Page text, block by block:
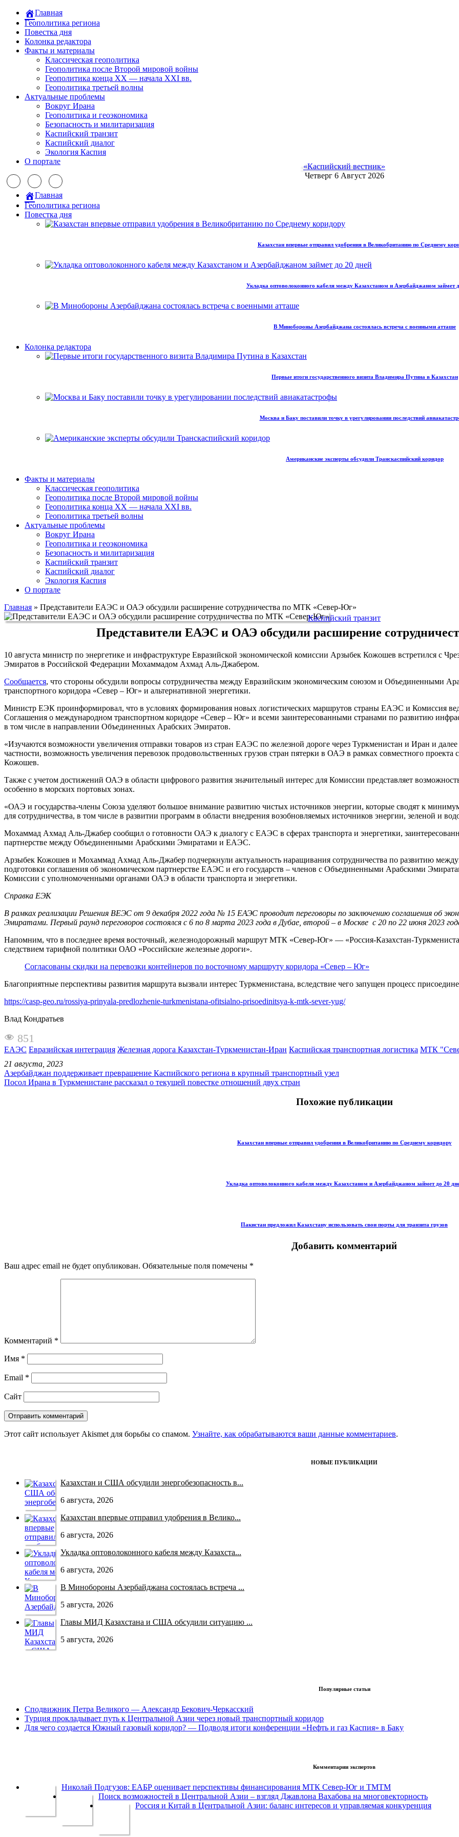
Главная
Геополитика региона
Повестка дня
Колонка редактора
Факты и материалы
Классическая геополитика
Геополитика после Второй мировой войны
Геополитика конца XX — начала XXI вв.
Геополитика третьей волны
Актуальные проблемы
Вокруг Ирана
Геополитика и геоэкономика
Безопасность и милитаризация
Каспийский транзит
Каспийский диалог
Экология Каспия
О портале
«Каспийский вестник»
Четверг 6 Август 2026
Главная
Геополитика региона
Повестка дня
Казахстан впервые отправил удобрения в Великобританию по Среднему
Укладка оптоволоконного кабеля между Казахстаном и Азербайджаном займет
В Минобороны Азербайджана состоялась встреча с военными атташе
Колонка редактора
Первые итоги государственного визита Владимира Путина в Казахстан
Москва и Баку поставили точку в урегулировании последствий
Американские эксперты обсудили Транскаспийский коридор
Факты и материалы
Классическая геополитика
Геополитика после Второй мировой войны
Геополитика конца XX — начала XXI вв.
Геополитика третьей волны
Актуальные проблемы
Вокруг Ирана
Геополитика и геоэкономика
Безопасность и милитаризация
Каспийский транзит
Каспийский диалог
Экология Каспия
О портале
Главная » Представители ЕАЭС и ОАЭ обсудили расширение сотрудничества по МТК «Север-Юг»
Каспийский транзит
Представители ЕАЭС и ОАЭ обсудили расширение
10 августа министр по энергетике и инфраструктуре Евразийской экономической комиссии Арзыбек Кожошев встретился
Эмиратов в Российской Федерации Мохаммадом Ахмад Аль-Джабером.
Сообщается, что стороны обсудили вопросы сотрудничества между Евразийским экономическим союзом и Объединенными
транспортного коридора «Север – Юг» и альтернативной энергетики.
Министр ЕЭК проинформировал, что в условиях формирования новых логистических маршрутов страны ЕАЭС и Комиссия
Соглашения о международном транспортном коридоре «Север – Юг» и всеми заинтересованными странами по развитию
в том числе в направлении Объединенных Арабских Эмиратов.
«Изучаются возможности увеличения отправки товаров из стран ЕАЭС по железной дороге через Туркменистан и Иран и
частности, возможность увеличения перевозок продовольственных грузов стран пятерки в ОАЭ в рамках совместного
Кожошев.
Также с учетом достижений ОАЭ в области цифрового развития значительный интерес для Комиссии представляет
особенно в морских портовых зонах.
«ОАЭ и государства-члены Союза уделяют большое внимание развитию чистых источников энергии, которые сводят к
для сотрудничества, в том числе в развитии программ в области внедрения возобновляемых источников энергии, зеленой и
Мохаммад Ахмад Аль-Джабер сообщил о готовности ОАЭ к диалогу с ЕАЭС в сферах транспорта и энергетики,
партнерстве между Объединенными Арабскими Эмиратами и ЕАЭС.
Арзыбек Кожошев и Мохаммад Ахмад Аль-Джабер подчеркнули актуальность наращивания сотрудничества по развитию
подготовки соглашения об экономическом партнерстве ЕАЭС и его государств – членов с Объединенными Арабскими
Комиссии с уполномоченными органами ОАЭ в области транспорта и энергетики.
Справка ЕЭК
В рамках реализации Решения ВЕЭС от 9 декабря 2022 года № 15 ЕАЭС проводит переговоры по заключению соглашения об
Эмиратами. Первый раунд переговоров состоялся с 6 по 8 марта 2023 года в Дубае, второй – в Москве с 20 по 22 июня 2023
Напомним, что в последнее время восточный, железнодорожный маршрут МТК «Север-Юг» — «Россия-Казахстан-
следствием тарифной политики ОАО «Российские железные дороги».
Согласованы скидки на перевозки контейнеров по восточному маршруту коридора «Север – Юг»
Благоприятные перспективы развития маршрута вызвали интерес Туркменистана, вследствие чего запущен процесс
https://casp-geo.ru/rossiya-prinyala-predlozhenie-turkmenistana-ofitsialno-prisoedinitsya-k-mtk-sever-yug/
Влад Кондратьев
851
ЕАЭС Евразийская интеграция Железная дорога Казахстан-Туркменистан-Иран Каспийская транспортная логистика МТК
21 августа, 2023
Азербайджан поддерживает превращение Каспийского региона в крупный транспортный узел
Посол Ирана в Туркменистане рассказал о текущей повестке отношений двух стран
Похожие публикации
Казахстан впервые отправил удобрения в Великобританию по Среднему коридору
Укладка оптоволоконного кабеля между Казахстаном и Азербайджаном займет до 20
Пакистан предложил Казахстану использовать свои порты для транзита грузов
Добавить комментарий
Ваш адрес email не будет опубликован. Обязательные поля помечены *
Комментарий *
Имя *
Email *
Сайт
Этот сайт использует Akismet для борьбы со спамом. Узнайте, как обрабатываются ваши данные комментариев.
НОВЫЕ ПУБЛИКАЦИИ
Казахстан и США обсудили энергобезопасность в...
6 августа, 2026
Казахстан впервые отправил удобрения в Велико...
6 августа, 2026
Укладка оптоволоконного кабеля между Казахста...
6 августа, 2026
В Минобороны Азербайджана состоялась встреча ...
5 августа, 2026
Главы МИД Казахстана и США обсудили ситуацию ...
5 августа, 2026
Популярные статьи
Сподвижник Петра Великого — Александр Бекович-Черкасский
Турция прокладывает путь к Центральной Азии через новый транспортный коридор
Для чего создается Южный газовый коридор? — Подводя итоги конференции «Нефть и газ Каспия» в Баку
Комментарии экспертов
Николай Подгузов: ЕАБР оценивает перспективы финансирования МТК Север-Юг и ТМТМ
Поиск возможностей в Центральной Азии – взгляд Джавлона Вахабова на многовекторность
Россия и Китай в Центральной Азии: баланс интересов и управляемая конкуренция